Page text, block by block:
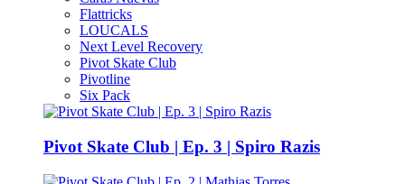
Flattricks
LOUCALS
Next Level Recovery
Pivot Skate Club
Pivotline
Six Pack
Pivot Skate Club | Ep. 3 | Spiro Razis